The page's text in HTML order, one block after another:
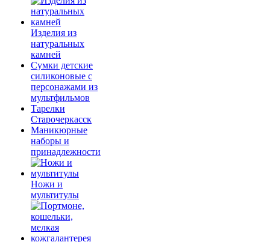
Изделия из
натуральных
камней
Сумки детские
силиконовые с
персонажами из
мультфильмов
Тарелки
Старочеркасск
Маникюрные
наборы и
принадлежности
Ножи и
мультитулы